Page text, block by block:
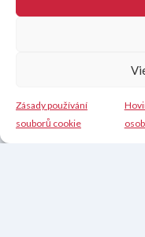
Zásady používání
souborů cookie